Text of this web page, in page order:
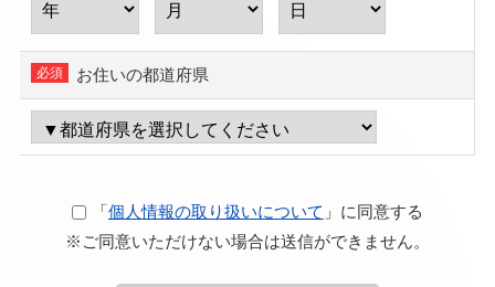
お住いの都道府県
「個人情報の取り扱いについて 」に同意する
※ご同意いただけない場合は送信ができません。